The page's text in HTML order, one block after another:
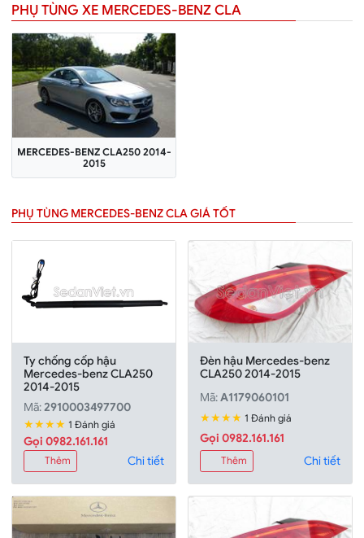
PHỤ TÙNG XE MERCEDES-BENZ CLA
MERCEDES-BENZ CLA250 2014-
2015
PHỤ TÙNG MERCEDES-BENZ CLA GIÁ TỐT
Ty chống cốp hậu
Mercedes-benz CLA250
2014-2015
Mã:2910003497700
★★★★ 1 Đánh giá
Gọi 0982.161.161
Thêm Chi tiết
Đèn hậu Mercedes-benz
CLA250 2014-2015
Mã:A1179060101
★★★★ 1 Đánh giá
Gọi 0982.161.161
Thêm Chi tiết